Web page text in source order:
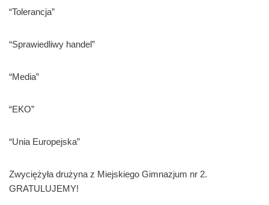
“Tolerancja”
“Sprawiedliwy handel”
“Media”
“EKO”
“Unia Europejska”
Zwyciężyła drużyna z Miejskiego Gimnazjum nr 2.
GRATULUJEMY!